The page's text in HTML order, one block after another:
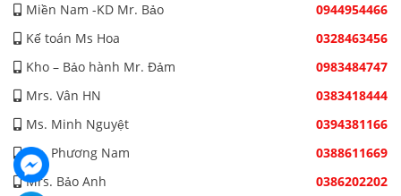
Miền Nam -KD Mr. Bảo
0944954466
Kế toán Ms Hoa
0328463456
Kho – Bảo hành Mr. Đảm
0983484747
Mrs. Vân HN
0383418444
Ms. Minh Nguyệt
0394381166
Ms. Phương Nam
0388611669
Mrs. Bảo Anh
0386202202